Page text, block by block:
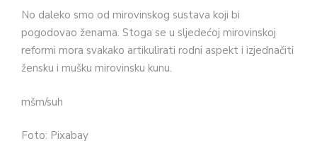
No daleko smo od mirovinskog sustava koji bi
pogodovao ženama. Stoga se u sljedećoj mirovinskoj
reformi mora svakako artikulirati rodni aspekt i izjednačiti
žensku i mušku mirovin­sku kunu.
mšm/suh
Foto: Pixabay